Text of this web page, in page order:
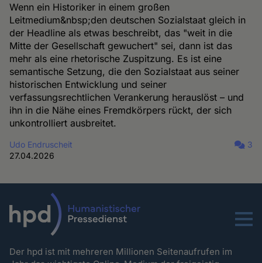
Wenn ein Historiker in einem großen
Leitmedium&nbsp;den deutschen Sozialstaat gleich in
der Headline als etwas beschreibt, das "weit in die
Mitte der Gesellschaft gewuchert" sei, dann ist das
mehr als eine rhetorische Zuspitzung. Es ist eine
semantische Setzung, die den Sozialstaat aus seiner
historischen Entwicklung und seiner
verfassungsrechtlichen Verankerung herauslöst – und
ihn in die Nähe eines Fremdkörpers rückt, der sich
unkontrolliert ausbreitet.
Udo Endruscheit
27.04.2026
3
Menu
Der hpd ist mit mehreren Millionen Seitenaufrufen im